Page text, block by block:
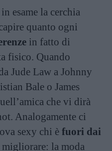
esame la cerchia
quanto ogni
in fatto di
fisico. Quando
Jude Law a Johnny
Bale o James
che vi dirà
Analogamente ci
sexy chi è fuori dai
la moda